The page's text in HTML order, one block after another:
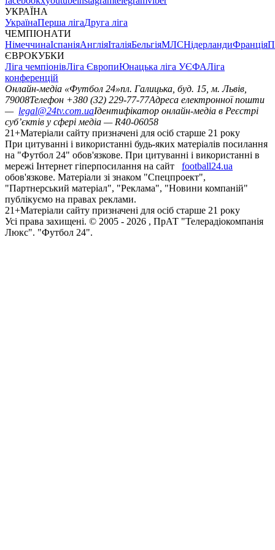
УКРАЇНА
УкраїнаПерша лігаДруга ліга
ЧЕМПІОНАТИ
НімеччинаІспаніяАнгліяІталіяБельгіяМЛСНідерландиФранція
ЄВРОКУБКИ
Ліга чемпіонівЛіга ЄвропиЮнацька ліга УЄФАЛіга
конференцій
Онлайн-медіа «Футбол 24»пл. Галицька, буд. 15, м. Львів,
79008Телефон +380 (32) 229-77-77Адреса електронної пошти
— legal@24tv.com.uaІдентифікатор онлайн-медіа в Реєстрі
суб’єктів у сфері медіа — R40-06058
21+Матеріали сайту призначені для осіб старше 21 року
При цитуванні і використанні будь-яких матеріалів посилання
на "Футбол 24" обов'язкове. При цитуванні і використанні в
мережі Інтернет гіперпосилання на сайт
football24.ua
обов'язкове. Матеріали зі знаком "Спецпроект",
"Партнерський матеріал", "Реклама", "Новини компаній"
публікуємо на правах реклами.
21+Матеріали сайту призначені для осіб старше 21 року
Усi права захищенi. © 2005 - 2026 , ПрАТ "Телерадіокомпанія
Люкс". "Футбол 24".